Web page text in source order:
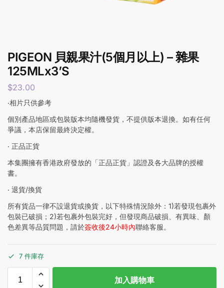
PIGEON 貝親果汁(5個月以上) – 雜果
125MLx3’S
$23.00
‧相片只供參考
個別產品地區或包裝版本均隨機發貨，不提供版本退換。如有任何
爭議，本店保留最終決定權。
‧ 正品正貨
本集團擁有香港政府發放的「正品正貨」認證及各大品牌的授權
書。
‧ 退貨/換貨
所有貨品一律不設退貨或換貨，以下特殊情況除外：1)若發現包裹外
包裝已破損；2)若包裹外包裝完好，但發現商品破損、有異味、顏
色差異等品質問題，請於簽收後24小時內聯絡客服。
7 件庫存
加入購物車